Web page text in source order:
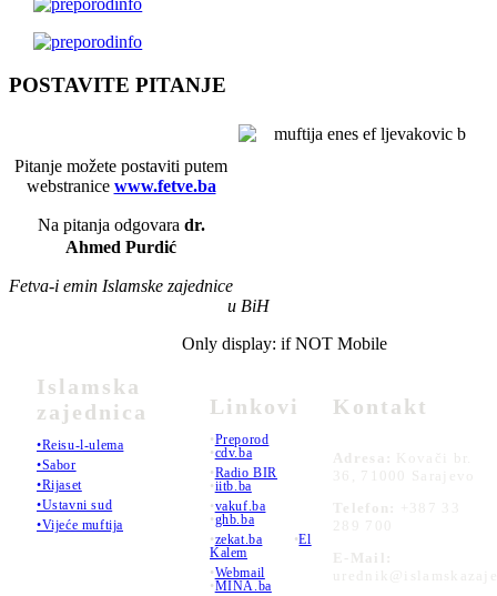
POSTAVITE PITANJE
Pitanje možete postaviti putem
webstranice www.fetve.ba
Na pitanja odgovara dr.
Ahmed Purdić
Fetva-i emin Islamske zajednice
u BiH
Islamska
zajednica
•Reisu-l-ulema
•Sabor
•Rijaset
•Ustavni sud
•Vijeće muftija
Only display: if NOT Mobile
Linkovi
•Preporod
•cdv.ba
•Radio BIR
•iitb.ba
•vakuf.ba
•ghb.ba
•zekat.ba •El
Kalem
•Webmail
•MINA.ba
Kontakt
Adresa:
Kovači br.
36, 71000 Sarajevo
Telefon:
+387 33
289 700
E-Mail: